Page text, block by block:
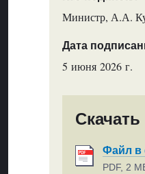
Министр, А.А.
Дата
5 июня 2026 г.
Скачать
Файл в
PDF, 2